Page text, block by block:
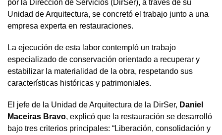
por la Dirección de Servicios (DirSer), a través de su
Unidad de Arquitectura, se concretó el trabajo junto a una
empresa experta en restauraciones.
La ejecución de esta labor contempló un trabajo
especializado de conservación orientado a recuperar y
estabilizar la materialidad de la obra, respetando sus
características históricas y patrimoniales.
El jefe de la Unidad de Arquitectura de la DirSer, Daniel
Maceiras Bravo, explicó que la restauración se desarrolló
bajo tres criterios principales: “Liberación, consolidación y